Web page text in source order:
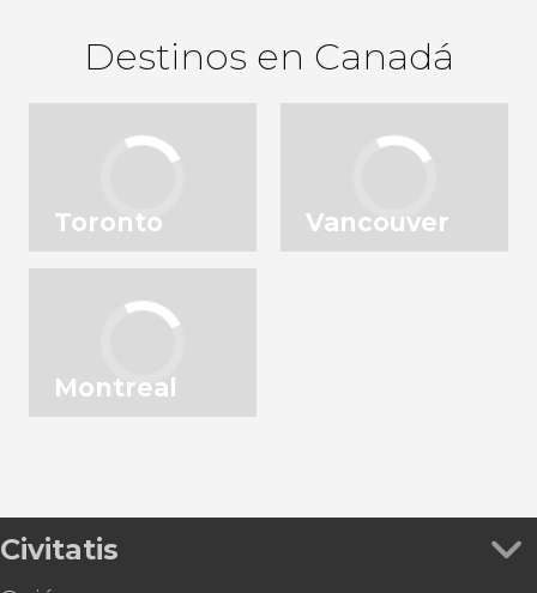
Destinos en Canadá
Toronto Vancouver
Montreal
Civitatis